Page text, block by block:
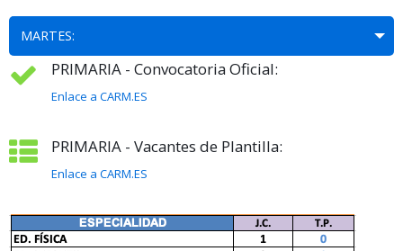
MARTES:
PRIMARIA - Convocatoria Oficial:
Enlace a CARM.ES
PRIMARIA - Vacantes de Plantilla:
Enlace a CARM.ES